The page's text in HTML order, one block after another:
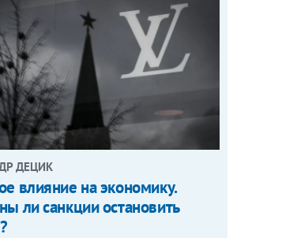
ДЕЦИК
влияние на экономику.
ли санкции остановить